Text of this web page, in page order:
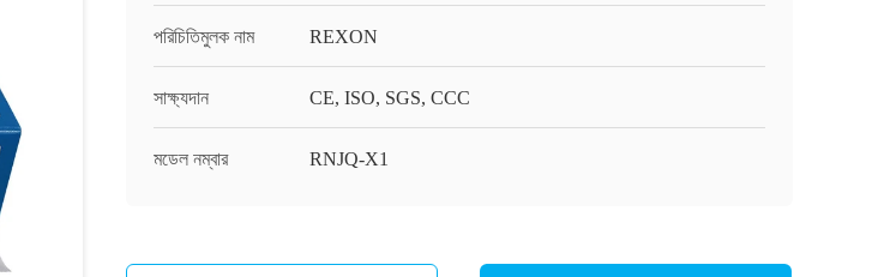
পরিচিতিমুলক নাম REXON
সাক্ষ্যদান CE, ISO, SGS, CCC
মডেল নম্বার RNJQ-X1